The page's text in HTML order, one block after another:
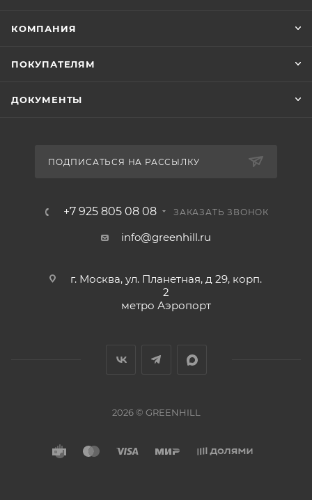
КОМПАНИЯ
ПОКУПАТЕЛЯМ
ДОКУМЕНТЫ
ПОДПИСАТЬСЯ НА РАССЫЛКУ
+7 925 805 08 08 ЗАКАЗАТЬ ЗВОНОК
info@greenhill.ru
г. Москва, ул. Планетная, д 29, корп.
2
метро Аэропорт
2026 © GREENHILL